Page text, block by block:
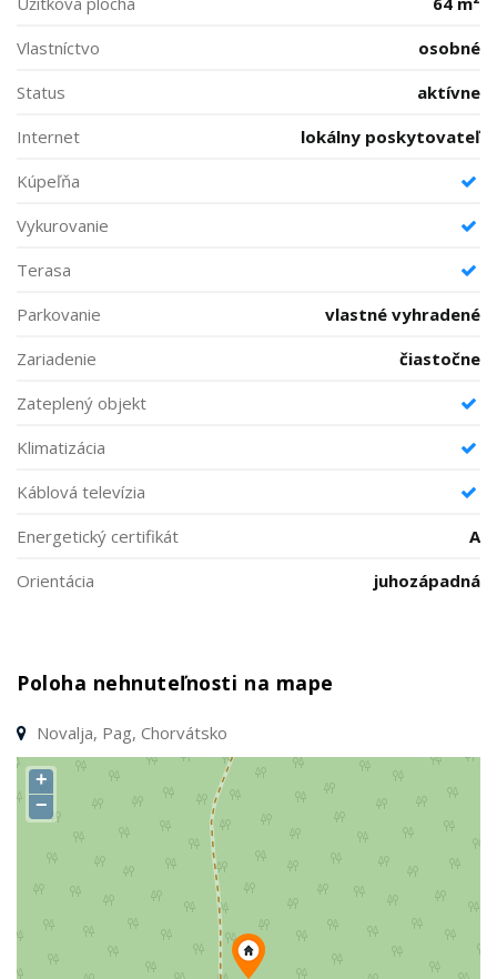
Vlastníctvo
osobné
Status
aktívne
Internet
lokálny poskytovateľ
Kúpeľňa
Vykurovanie
Terasa
Parkovanie
vlastné vyhradené
Zariadenie
čiastočne
Zateplený objekt
Klimatizácia
Káblová televízia
Energetický certifikát
A
Orientácia
juhozápadná
Poloha nehnuteľnosti na mape
Novalja, Pag, Chorvátsko
+
−